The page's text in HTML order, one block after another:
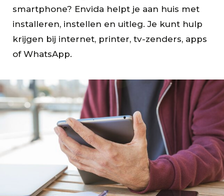
smartphone? Envida helpt je aan huis met
installeren, instellen en uitleg. Je kunt hulp
krijgen bij internet, printer, tv-zenders, apps
of WhatsApp.